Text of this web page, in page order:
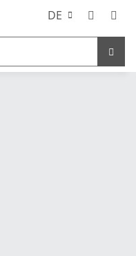
DE